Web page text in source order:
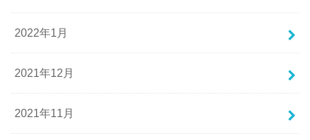
2022年1月
2021年12月
2021年11月